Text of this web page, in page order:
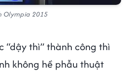
Olympia 2015
“dậy thì” thành công thì
không hề phẫu thuật